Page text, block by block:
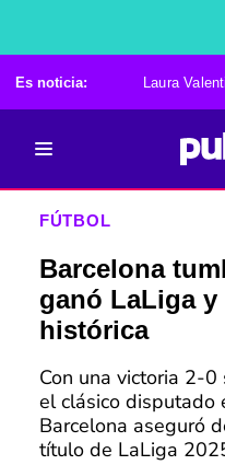
Es noticia: Laura
FÚTBOL
Barcelona
ganó LaLiga
histórica
Con una victoria 2-
el clásico disputado
Barcelona aseguró
título de LaLiga